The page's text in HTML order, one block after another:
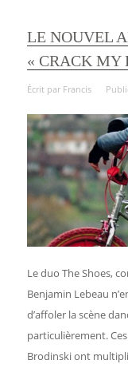
LE NOUVEL
« CRACK MY
Écrit par Francis
Le duo The Shoes,
Benjamin Lebeau
d’affoler la scène
particulièrement.
Brodinski ont